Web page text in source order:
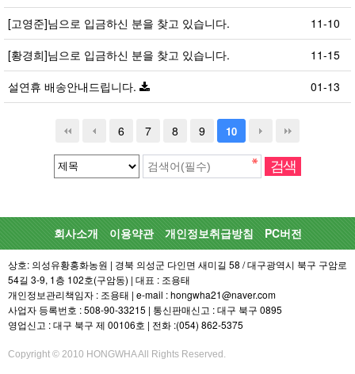
[고영준]님으로 입금하신 분을 찾고 있습니다.
11-10
[황경희]님으로 입금하신 분을 찾고 있습니다.
11-15
설연휴 배송안내드립니다.
01-13
6 7 8 9 10
회사소개 이용약관 개인정보취급방침 PC버전
상호: 의성유황홍화농원 | 경북 의성군 다인면 새미길 58 / 대구광역시 북구 구암로
54길 3-9, 1층 102호(구암동) | 대표 : 조용태
개인정보관리책임자 : 조용태 | e-mail : hongwha21@naver.com
사업자 등록번호 : 508-90-33215 | 통신판매신고 : 대구 북구 0895
영업신고 : 대구 북구 제 00106호 | 전화 :(054) 862-5375
Copyright © 2010 HONGWHA All Rights Reserved.